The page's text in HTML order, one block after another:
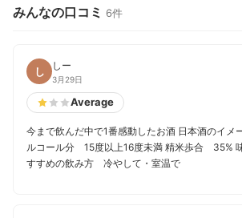
みんなの口コミ 6件
し しー
3月29日
Average
今まで飲んだ中で1番感動したお酒 日本酒のイメ
ルコール分 15度以上16度未満 精米歩合 35%
すすめの飲み方 冷やして・室温で